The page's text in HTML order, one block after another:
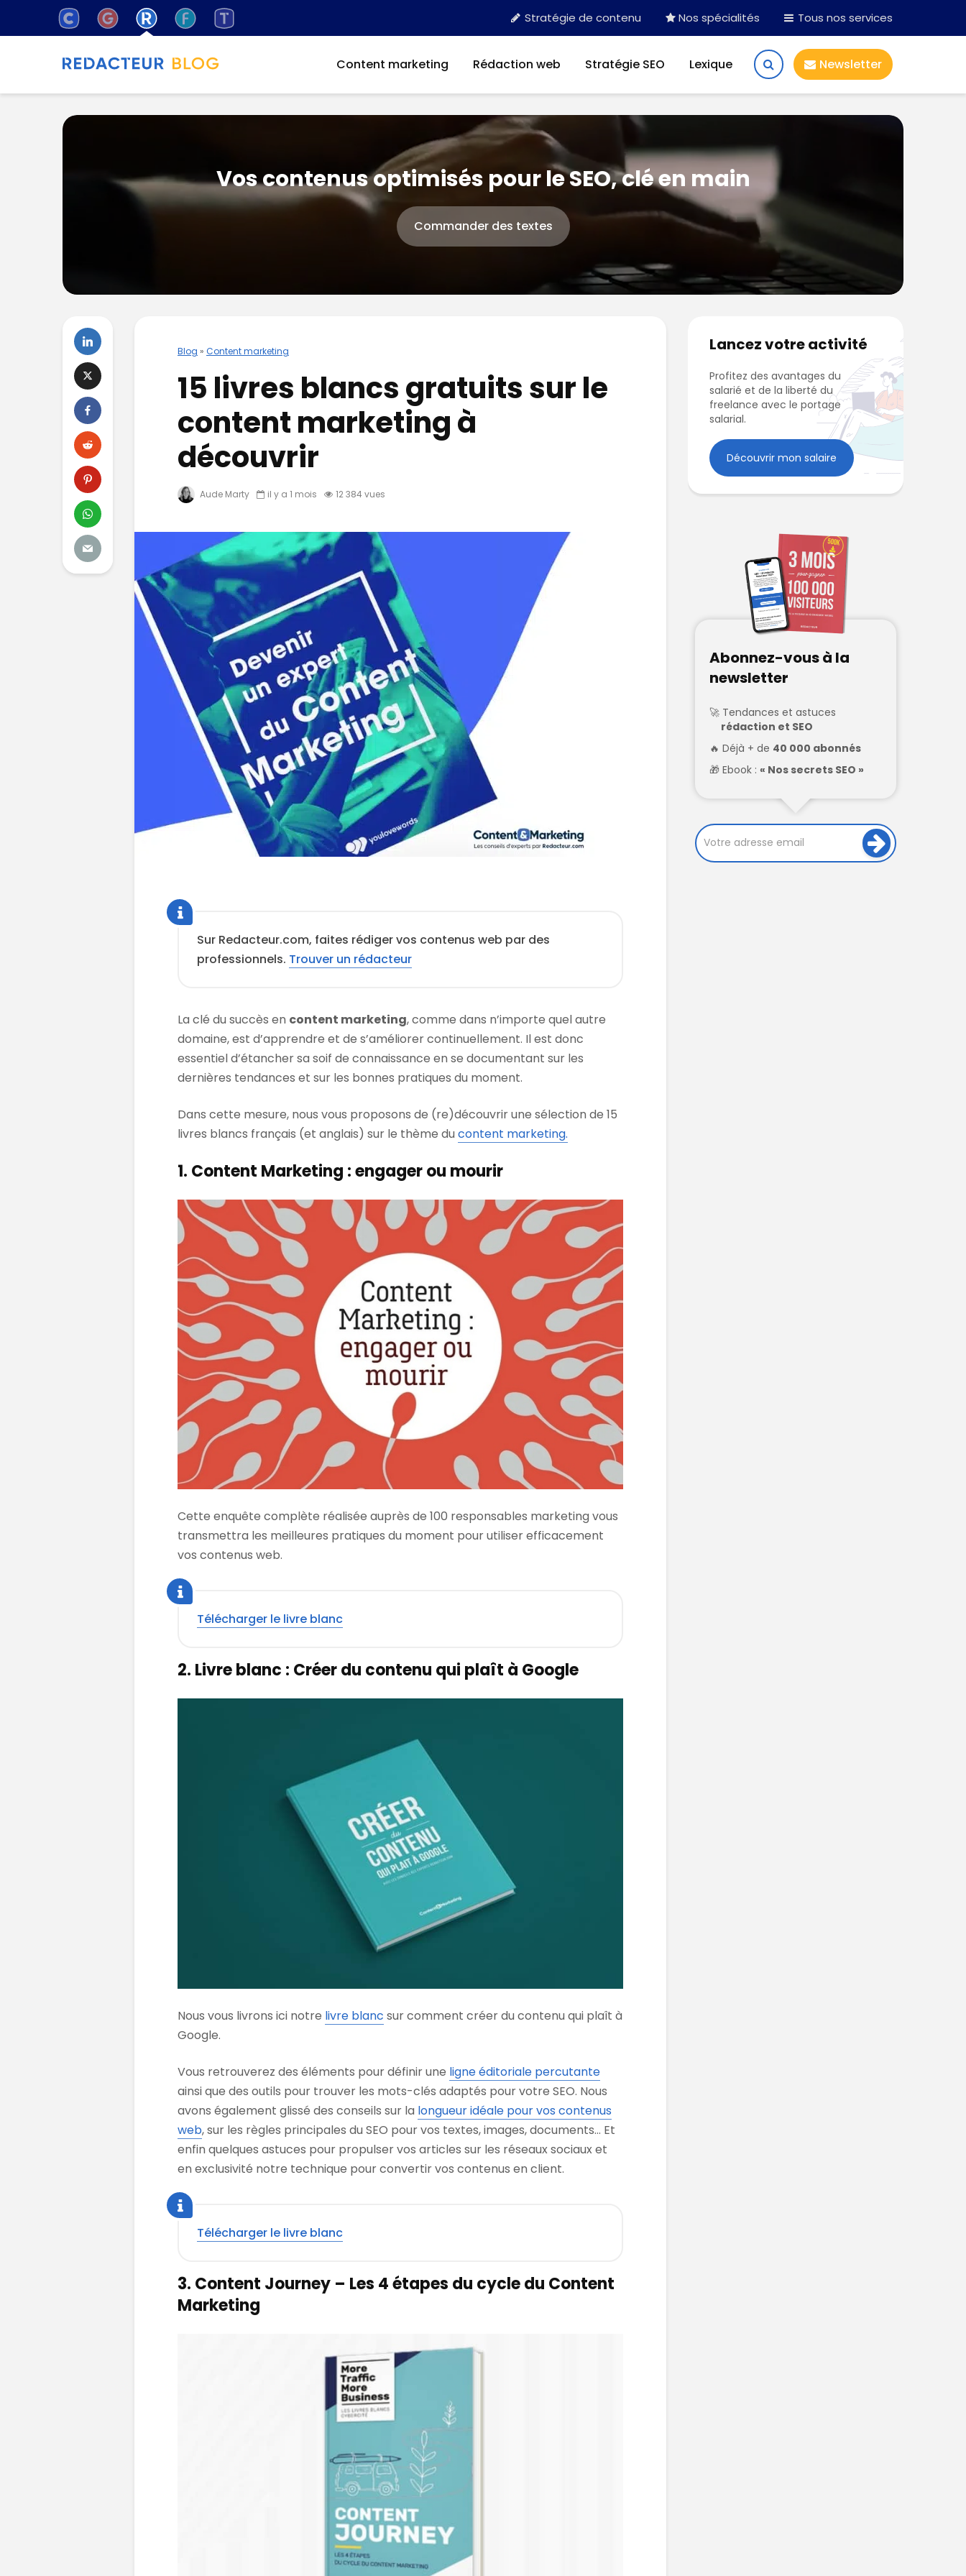
Stratégie de contenu Nos spécialités Tous nos services
Content marketing Rédaction web Stratégie SEO Lexique Newsletter
Vos contenus optimisés pour le SEO, clé en main
Commander des textes
Blog » Content marketing
15 livres blancs gratuits sur le
content marketing à
découvrir
Aude Marty il y a 1 mois 12 384 vues
Sur Redacteur.com, faites rédiger vos contenus web par des
professionnels. Trouver un rédacteur
La clé du succès en content marketing, comme dans n’importe quel autre
domaine, est d’apprendre et de s’améliorer continuellement. Il est donc
essentiel d’étancher sa soif de connaissance en se documentant sur les
dernières tendances et sur les bonnes pratiques du moment.
Dans cette mesure, nous vous proposons de (re)découvrir une sélection de 15
livres blancs français (et anglais) sur le thème du content marketing.
1. Content Marketing : engager ou mourir
Cette enquête complète réalisée auprès de 100 responsables marketing vous
transmettra les meilleures pratiques du moment pour utiliser efficacement
vos contenus web.
Télécharger le livre blanc
2. Livre blanc : Créer du contenu qui plaît à Google
Nous vous livrons ici notre livre blanc sur comment créer du contenu qui plaît à
Google.
Vous retrouverez des éléments pour définir une ligne éditoriale percutante
ainsi que des outils pour trouver les mots-clés adaptés pour votre SEO. Nous
avons également glissé des conseils sur la longueur idéale pour vos contenus
web, sur les règles principales du SEO pour vos textes, images, documents… Et
enfin quelques astuces pour propulser vos articles sur les réseaux sociaux et
en exclusivité notre technique pour convertir vos contenus en client.
Télécharger le livre blanc
3. Content Journey – Les 4 étapes du cycle du Content
Marketing
Lancez votre activité
Profitez des avantages du
salarié et de la liberté du
freelance avec le portage
salarial.
Découvrir mon salaire
Abonnez-vous à la
newsletter
Tendances et astuces
rédaction et SEO
Déjà + de 40 000 abonnés
Ebook : « Nos secrets SEO »